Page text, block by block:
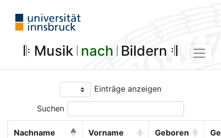
𝄆 Musik 𝄀 nach 𝄀 Bildern 𝄇
Einträge anzeigen
Suchen
Nachname Vorname Geboren